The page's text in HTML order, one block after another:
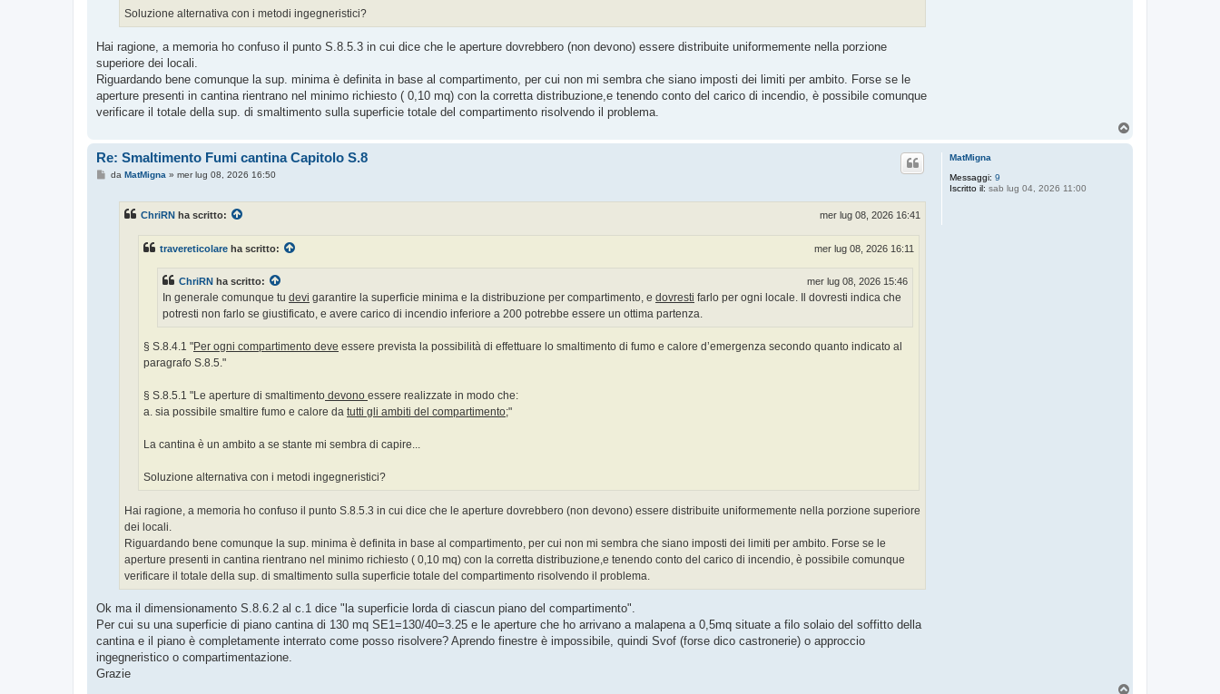
Soluzione alternativa con i metodi ingegneristici?
Hai ragione, a memoria ho confuso il punto S.8.5.3 in cui dice che le aperture dovrebbero (non devono) essere distribuite uniformemente nella porzione
superiore dei locali.
Riguardando bene comunque la sup. minima è definita in base al compartimento, per cui non mi sembra che siano imposti dei limiti per ambito. Forse se le
aperture presenti in cantina rientrano nel minimo richiesto ( 0,10 mq) con la corretta distribuzione,e tenendo conto del carico di incendio, è possibile comunque
verificare il totale della sup. di smaltimento sulla superficie totale del compartimento risolvendo il problema.
MatMigna
Messaggi: 9
Iscritto il: sab lug 04, 2026 11:00
Re: Smaltimento Fumi cantina Capitolo S.8
Mda MatMigna » mer lug 08, 2026 16:50
ChriRN ha scritto: mer lug 08, 2026 16:41
travereticolare ha scritto: mer lug 08, 2026 16:11
ChriRN ha scritto: mer lug 08, 2026 15:46
In generale comunque tu devi garantire la superficie minima e la distribuzione per compartimento, e dovresti farlo per ogni locale. Il dovresti indica che
potresti non farlo se giustificato, e avere carico di incendio inferiore a 200 potrebbe essere un ottima partenza.
§ S.8.4.1 "Per ogni compartimento deve essere prevista la possibilità di effettuare lo smaltimento di fumo e calore d’emergenza secondo quanto indicato al
paragrafo S.8.5."
§ S.8.5.1 "Le aperture di smaltimento devono essere realizzate in modo che:
a. sia possibile smaltire fumo e calore da tutti gli ambiti del compartimento;"
La cantina è un ambito a se stante mi sembra di capire...
Soluzione alternativa con i metodi ingegneristici?
Hai ragione, a memoria ho confuso il punto S.8.5.3 in cui dice che le aperture dovrebbero (non devono) essere distribuite uniformemente nella porzione superiore
dei locali.
Riguardando bene comunque la sup. minima è definita in base al compartimento, per cui non mi sembra che siano imposti dei limiti per ambito. Forse se le
aperture presenti in cantina rientrano nel minimo richiesto ( 0,10 mq) con la corretta distribuzione,e tenendo conto del carico di incendio, è possibile comunque
verificare il totale della sup. di smaltimento sulla superficie totale del compartimento risolvendo il problema.
Ok ma il dimensionamento S.8.6.2 al c.1 dice "la superficie lorda di ciascun piano del compartimento".
Per cui su una superficie di piano cantina di 130 mq SE1=130/40=3.25 e le aperture che ho arrivano a malapena a 0,5mq situate a filo solaio del soffitto della
cantina e il piano è completamente interrato come posso risolvere? Aprendo finestre è impossibile, quindi Svof (forse dico castronerie) o approccio
ingegneristico o compartimentazione.
Grazie